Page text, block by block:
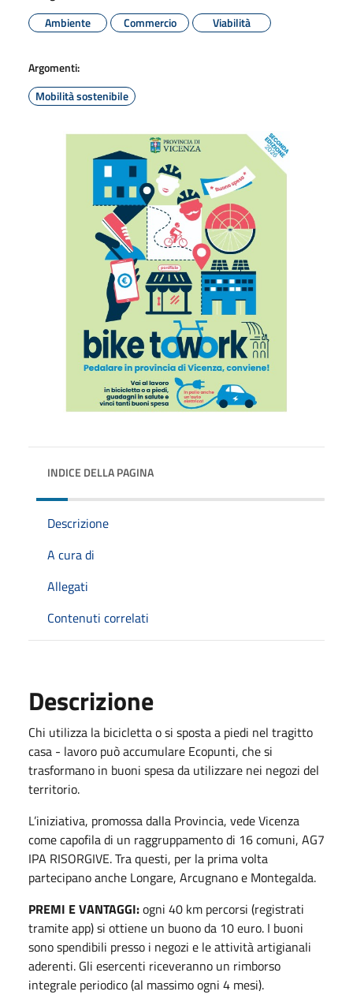
Ambiente
Commercio Viabilità
Argomenti:
Mobilità sostenibile
INDICE DELLA PAGINA
Descrizione
A cura di
Allegati
Contenuti correlati
Descrizione
Chi utilizza la bicicletta o si sposta a piedi nel tragitto
casa - lavoro può accumulare Ecopunti, che si
trasformano in buoni spesa da utilizzare nei negozi del
territorio.
L’iniziativa, promossa dalla Provincia, vede Vicenza
come capofila di un raggruppamento di 16 comuni, AG7
IPA RISORGIVE. Tra questi, per la prima volta
partecipano anche Longare, Arcugnano e Montegalda.
PREMI E VANTAGGI:ogni 40 km percorsi (registrati
tramite app) si ottiene un buono da 10 euro. I buoni
sono spendibili presso i negozi e le attività artigianali
aderenti. Gli esercenti riceveranno un rimborso
integrale periodico (al massimo ogni 4 mesi).